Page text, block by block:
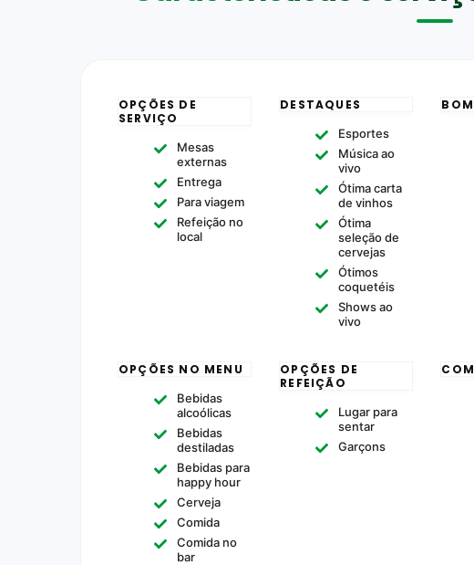
OPÇÕES DE
SERVIÇO
Mesas
externas
Entrega
Para viagem
Refeição no
local
DESTAQUES
Esportes
Música ao
vivo
Ótima carta
de vinhos
Ótima
seleção de
cervejas
Ótimos
coquetéis
Shows ao
vivo
OPÇÕES NO MENU
Bebidas
alcoólicas
Bebidas
destiladas
Bebidas para
happy hour
Cerveja
Comida
Comida no
bar
OPÇÕES DE
REFEIÇÃO
Lugar para
sentar
Garçons